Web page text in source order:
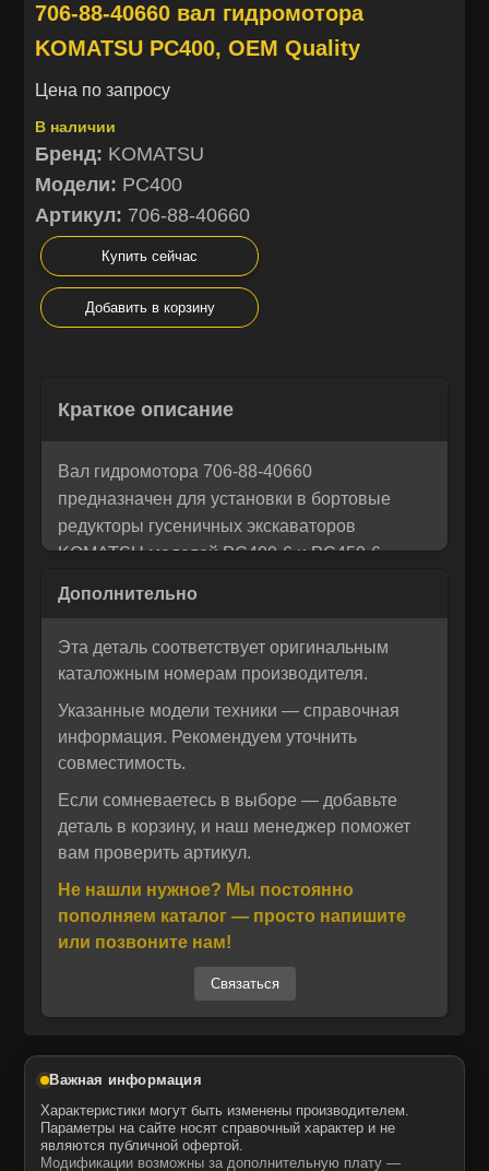
Остались вопросы? Напишите
Мы понимаем, как важно принять правильное решение. Если
предложим лучшее решение для вас!
Отправить
Политика конфиденциальности
Даю своё согласие на обработку персональных данных.
Политика конфиденциальности
706-88-40660 вал гидромотора
KOMATSU PC400, OEM Quality
Цена по запросу
В наличии
Бренд: KOMATSU
Модели: PC400
Артикул: 706-88-40660
Купить сейчас
Добавить в корзину
Краткое описание
Вал гидромотора 706-88-40660
предназначен для установки в бортовые
редукторы гусеничных экскаваторов
KOMATSU моделей PC400-6 и PC450-6.
крутящего момента и стабильную работу
гидромоторами 706-88-00150, 706-88-00151,
706-88-00112.
Изготовленная по технологии OEM (Original
Equipment Manufacturer), деталь
соответствует оригинальным техническим
требованиям KOMATSU. Это гарантирует
точное соответствие геометрии, материалов
и эксплуатационных характеристик. Запчасти
MTK, произведенные по лицензии или по
чертежам OEM, обеспечивают аналогичную
надежность и долговечность по сравнению с
Вал гидромотора 706-88-40660 — это
подходящий для техники японского и других
точностью изготовления, высокой
износостойкостью и совместимостью с
Эта деталь соответствует оригинальным
каталожным номерам производителя.
Указанные модели техники — справочная
информация. Рекомендуем уточнить
совместимость.
Если сомневаетесь в выборе — добавьте
деталь в корзину, и наш менеджер поможет
вам проверить артикул.
Не нашли нужное? Мы постоянно
пополняем каталог — просто напишите
или позвоните нам!
Связаться
Важная информация
Характеристики могут быть изменены производителем.
Параметры на сайте носят справочный характер и не
являются публичной офертой.
Модификации возможны за дополнительную плату —